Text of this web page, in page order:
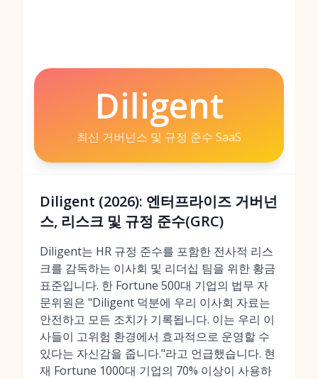
Diligent
최신 거버넌스 및 규정 준수 SaaS
Diligent (2026): 엔터프라이즈 거버넌
스, 리스크 및 규정 준수(GRC)
Diligent는 HR 규정 준수를 포함한 전사적 리스
크를 감독하는 이사회 및 리더십 팀을 위한 황금
표준입니다. 한 Fortune 500대 기업의 법무 자
문위원은 "Diligent 덕분에 우리 이사회 자료는
안전하고 모든 조치가 기록됩니다. 이는 우리 이
사들이 고위험 환경에서 효과적으로 운영할 수
있다는 자신감을 줍니다."라고 언급했습니다. 현
재 Fortune 1000대 기업의 70% 이상이 사용하